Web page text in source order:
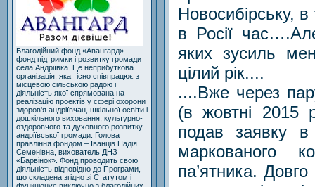
Благодійний фонд «Авангард» –
фонд підтримки і розвитку громади
села Андріївка. Це неприбуткова
організація, яка тісно співпрацює з
місцевою сільською радою і
діяльність якої спрямована на
реалізацію проектів у сфері охорони
здоров'я андріївчан, шкільної освіти і
дошкільного виховання, культурно-
оздоровчого та духовного розвитку
андріївської громади. Голова
правління фондом – Іванців Надія
Семенівна, вихователь ДНЗ
«Барвінок». Фонд проводить свою
діяльність відповідно до Програми,
що складена згідно зі Статутом і
Новосибірську,
в Росії
яких зусиль
цілий рік....
....Вже через
(в жовтні 2015
подав заявку
маркованого
па’ятника.